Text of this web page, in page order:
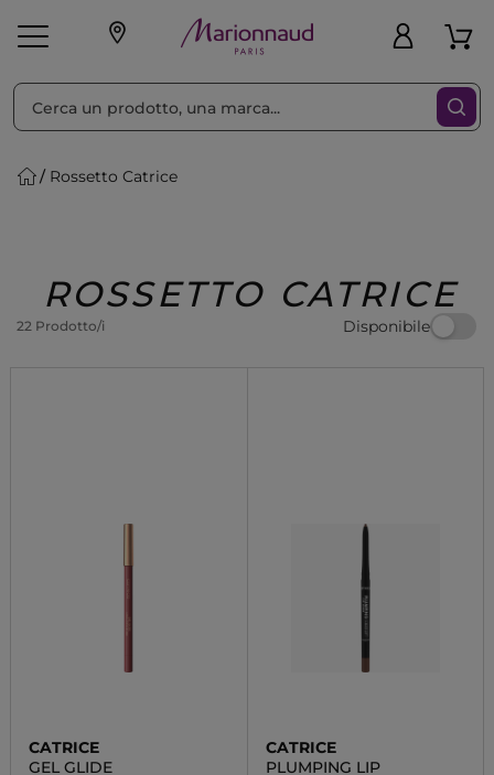
Make-up Profumi
Regalo
Rossetto Catrice
ROSSETTO CATRICE
22 Prodotto/i Disponibile
Ordina per Filtra
CATRICE
GEL GLIDE
CATRICE
PLUMPING LIP